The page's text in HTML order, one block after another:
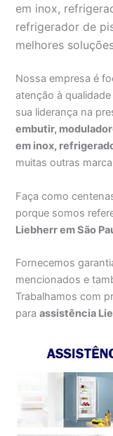
em inox,
refrigerador de
melhores
Nossa empresa é
atenção à
sua liderança na
embutir,
em inox,
muitas outras
Faça como
porque somos
Liebherr em São
Fornecemos
mencionados e
Trabalhamos com
paraassistência